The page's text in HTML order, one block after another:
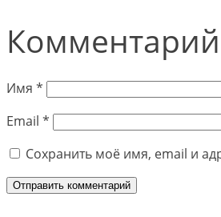
Комментарий
Имя *
Email *
Сохранить моё имя, email и